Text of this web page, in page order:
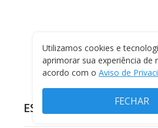
ESPORTES
Utilizamos cookies e
aprimorar sua experiência de
acordo com o Aviso de
FECHAR